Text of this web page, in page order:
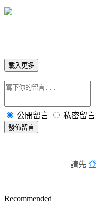
載入更多
公開留言 私密留言
發佈留言
請先
Recommended